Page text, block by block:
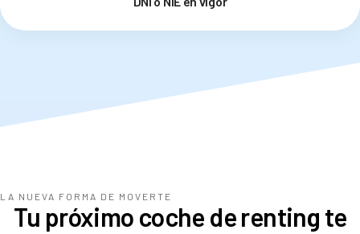
LA NUEVA FORMA DE MOVERTE
Tu próximo coche de renting te